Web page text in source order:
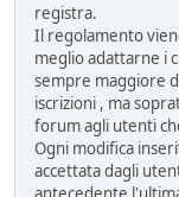
registra.
Il regolamento
meglio adattarne i
sempre maggiore
iscrizioni , ma
forum agli utenti
Ogni modifica
accettata dagli